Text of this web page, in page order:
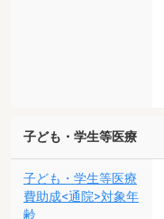
子ども・学生等医療
子ども・学生等医療
費助成<通院>対象年
齢